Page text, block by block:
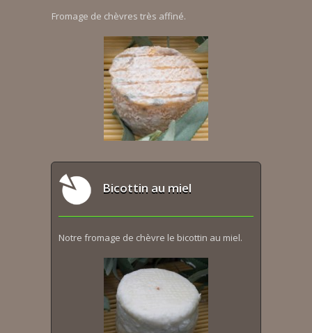
Fromage de chèvres très affiné.
Bicottin au miel
Notre fromage de chèvre le bicottin au miel.